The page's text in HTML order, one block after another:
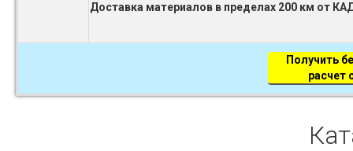
Доставка материалов в пределах 200 км от
Получить
расчет